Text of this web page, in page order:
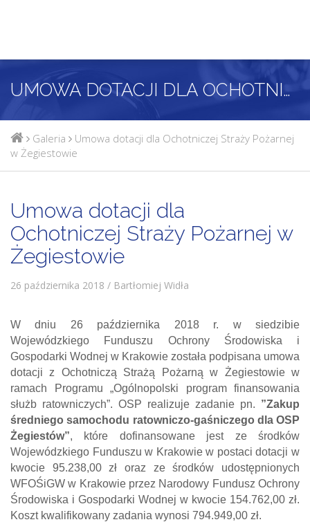
UMOWA DOTACJI DLA OCHOTNICZEJ STRAŻY POŻARNEJ W ŻEGIESTOWIE
Galeria
Umowa dotacji dla Ochotniczej Straży Pożarnej
w Żegiestowie
Umowa dotacji dla
Ochotniczej Straży Pożarnej w
Żegiestowie
26 października 2018 / Bartłomiej Widła
W dniu 26 października 2018 r. w siedzibie
Wojewódzkiego Funduszu Ochrony Środowiska i
Gospodarki Wodnej w Krakowie została podpisana umowa
dotacji z Ochotniczą Strażą Pożarną w Żegiestowie w
ramach Programu „Ogólnopolski program finansowania
służb ratowniczych”. OSP realizuje zadanie pn. ”Zakup
średniego samochodu ratowniczo-gaśniczego dla OSP
Żegiestów”, które dofinansowane jest ze środków
Wojewódzkiego Funduszu w Krakowie w postaci dotacji w
kwocie 95.238,00 zł oraz ze środków udostępnionych
WFOŚiGW w Krakowie przez Narodowy Fundusz Ochrony
Środowiska i Gospodarki Wodnej w kwocie 154.762,00 zł.
Koszt kwalifikowany zadania wynosi 794.949,00 zł.